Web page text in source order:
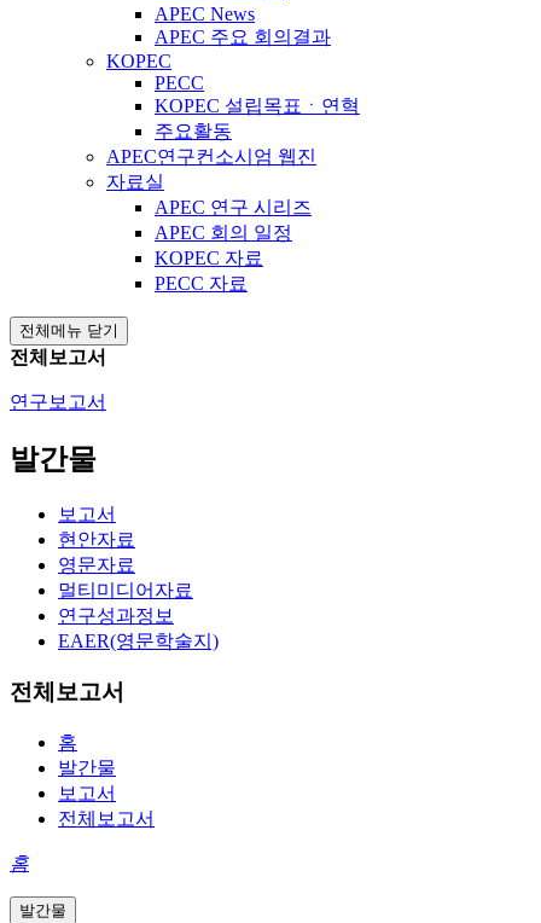
APEC News
APEC 주요 회의결과
KOPEC
PECC
KOPEC 설립목표ㆍ연혁
주요활동
APEC연구컨소시엄 웹진
자료실
APEC 연구 시리즈
APEC 회의 일정
KOPEC 자료
PECC 자료
전체메뉴 닫기
전체보고서
연구보고서
발간물
보고서
현안자료
영문자료
멀티미디어자료
연구성과정보
EAER(영문학술지)
전체보고서
홈
발간물
보고서
전체보고서
홈
발간물